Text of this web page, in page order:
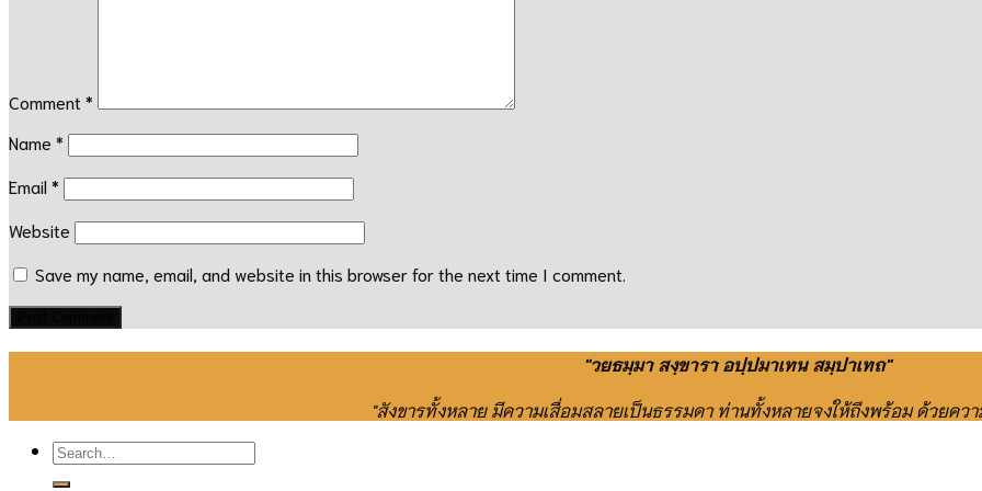
Comment *
Name *
Email *
Website
Save my name, email, and website in this browser for the next time I comment.
"วยธมฺมา สงฺขารา อปฺปมาเทน สมฺปาเทถ"
"สังขารทั้งหลาย มีความเสื่อมสลายเป็นธรรมดา ท่านทั้งหลายจงให้ถึงพร้อม ด้วยคว